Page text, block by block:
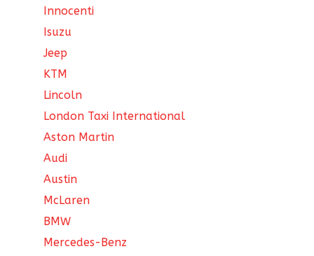
Innocenti
Isuzu
Jeep
KTM
Lincoln
London Taxi International
Aston Martin
Audi
Austin
McLaren
BMW
Mercedes-Benz